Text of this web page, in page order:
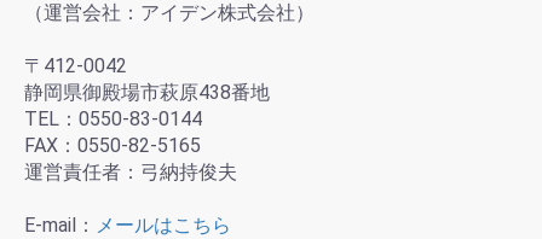
（運営会社：アイデン株式会社）
〒412-0042
静岡県御殿場市萩原438番地
TEL：0550-83-0144
FAX：0550-82-5165
運営責任者：弓納持俊夫
E-mail： メールはこちら